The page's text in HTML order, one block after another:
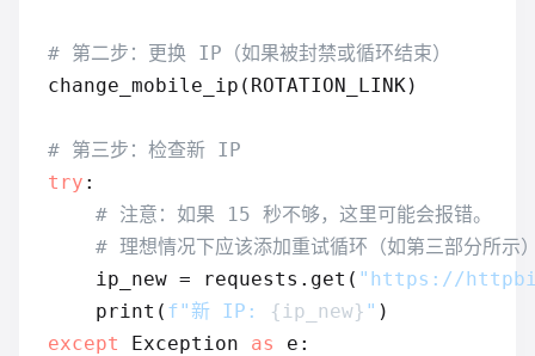
# 第二步：更换 IP（如果被封禁或循环结束）
change_mobile_ip(ROTATION_LINK)
# 第三步：检查新 IP
try :
# 注意：如果 15 秒不够，这里可能会报错。
# 理想情况下应该添加重试循环（如第三部分所示
ip_new = requests.get( "https://
print( f"新 IP: {ip_new} "
except
Exception as
e: